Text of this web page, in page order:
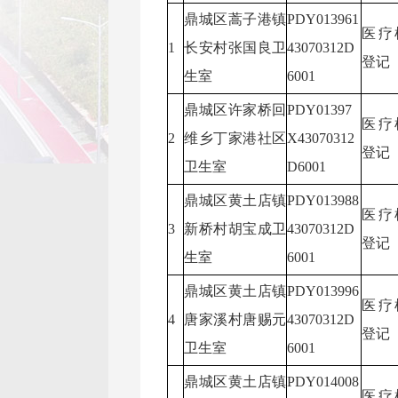
1
鼎城区蒿子港镇
长安村张国良卫
生室
PDY013961
43070312D
6001
医疗
登记
2
鼎城区许家桥回
维乡丁家港社区
卫生室
PDY01397
X43070312
D6001
医疗
登记
3
鼎城区黄土店镇
新桥村胡宝成卫
生室
PDY013988
43070312D
6001
医疗
登记
4
鼎城区黄土店镇
唐家溪村唐赐元
卫生室
PDY013996
43070312D
6001
医疗
登记
鼎城区黄土店镇PDY014008